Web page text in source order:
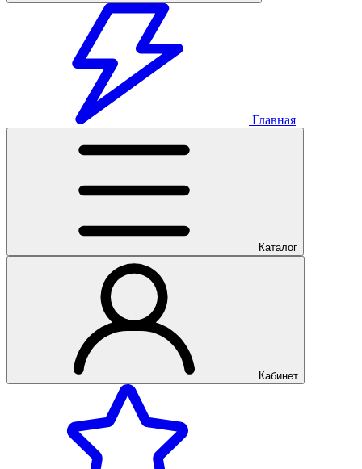
Главная
Каталог
Кабинет